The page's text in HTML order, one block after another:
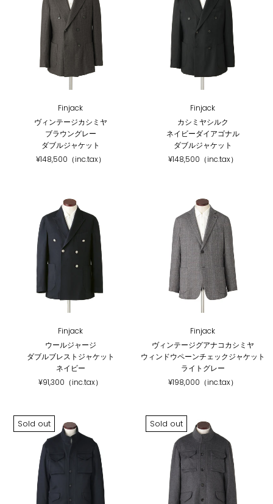
Finjack
ヴィンテージカシミヤ
ブラウングレー
ダブルジャケット
¥148,500（inc.tax）
Finjack
カシミヤシルク
ネイビーダイアゴナル
ダブルジャケット
¥148,500（inc.tax）
Finjack
ウールジャージ
ダブルブレストジャケット
ネイビー
¥91,300（inc.tax）
Finjack
ヴィンテージグアナコカシミヤ
ウィンドウペーンチェックジャケット
ライトグレー
¥198,000（inc.tax）
Sold out Sold out